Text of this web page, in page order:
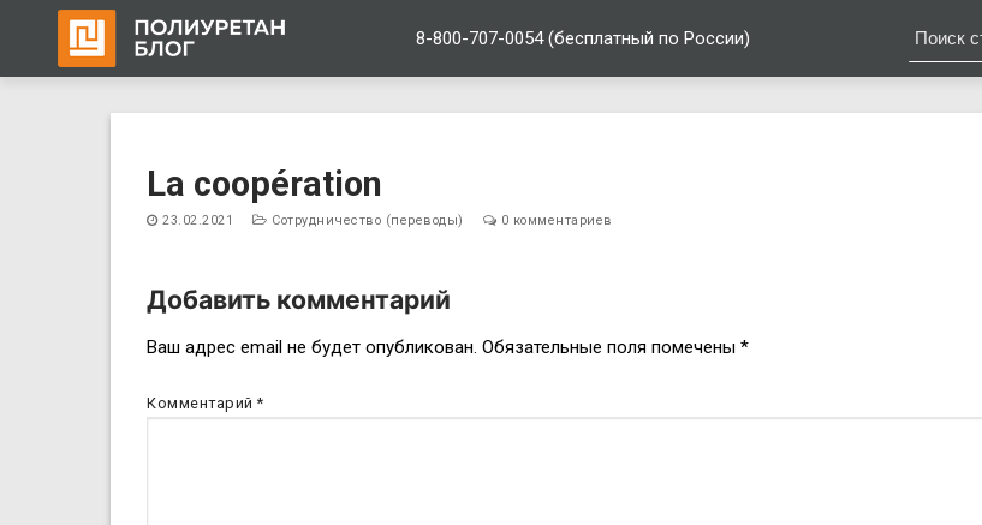
8-800-707-0054 (бесплатный по России)
содержимому
La coopération
23.02.2021 Сотрудничество (переводы) 0 комментариев
Навигация
по
Добавить комментарий
Ваш адрес email не будет опубликован. Обязательные поля помечены *
Комментарий*